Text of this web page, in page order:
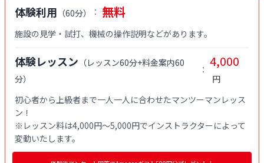
体験利用 （60分） ： 無料
施設の見学・試打、機械の操作説明などがあります。
体験レッスン （レッスン60分+料金案内60
分）
： 4,000
円
初心者から上級者まで一人一人に合わせたマンツーマンレッス
ン！
※レッスン料は4,000円〜5,000円でインストラクターによって
変動いたします。